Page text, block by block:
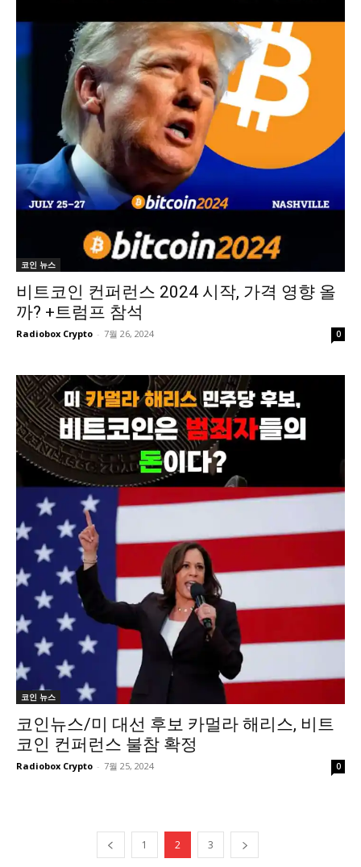
코인 뉴스
비트코인 컨퍼런스 2024 시작, 가격 영향 올
까? +트럼프 참석
Radiobox Crypto - 7월 26, 2024 0
코인 뉴스
코인뉴스/미 대선 후보 카멀라 해리스, 비트
코인 컨퍼런스 불참 확정
Radiobox Crypto - 7월 25, 2024 0
1 2 3